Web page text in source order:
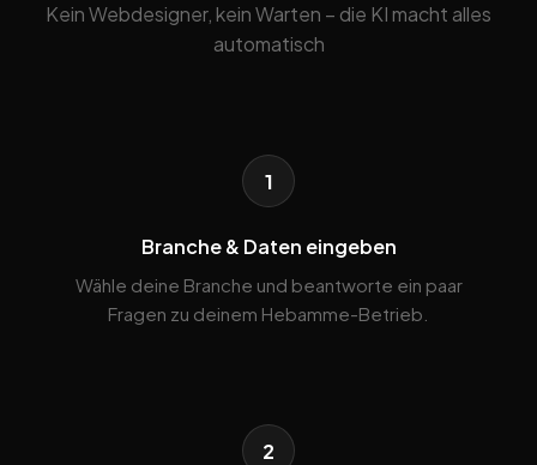
Kein Webdesigner, kein Warten – die KI macht alles
automatisch
1
Branche & Daten eingeben
Wähle deine Branche und beantworte ein paar
Fragen zu deinem Hebamme-Betrieb.
2